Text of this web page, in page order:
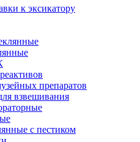
к эксикатору
препаратов
взвешивания
с пестиком